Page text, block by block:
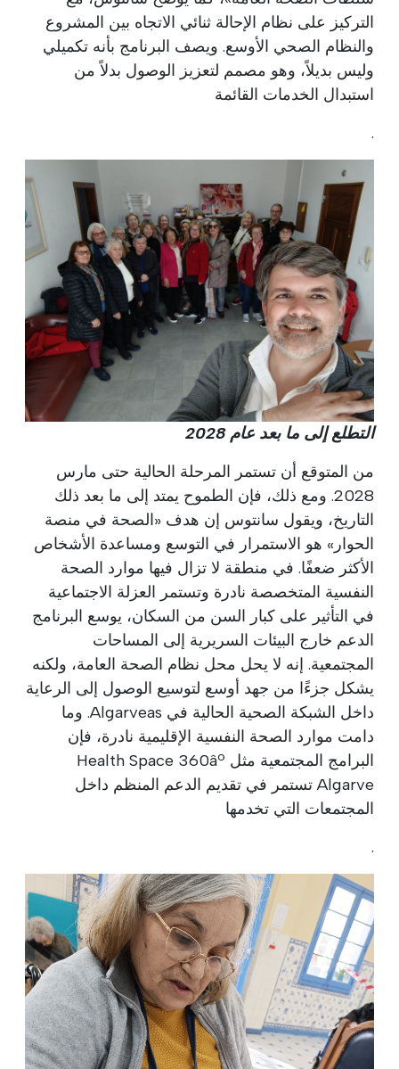
التركيز على نظام الإحالة ثنائي الاتجاه بين المشروع
والنظام الصحي الأوسع. ويصف البرنامج بأنه تكميلي
وليس بديلاً، وهو مصمم لتعزيز الوصول بدلاً من
استبدال الخدمات القائمة
.
التطلع إلى ما بعد عام 2028
من المتوقع أن تستمر المرحلة الحالية حتى مارس
2028. ومع ذلك، فإن الطموح يمتد إلى ما بعد ذلك
التاريخ، ويقول سانتوس إن هدف «الصحة في منصة
الحوار» هو الاستمرار في التوسع ومساعدة الأشخاص
الأكثر ضعفًا. في منطقة لا تزال فيها موارد الصحة
النفسية المتخصصة نادرة وتستمر العزلة الاجتماعية
في التأثير على كبار السن من السكان، يوسع البرنامج
الدعم خارج البيئات السريرية إلى المساحات
المجتمعية. إنه لا يحل محل نظام الصحة العامة، ولكنه
يشكل جزءًا من جهد أوسع لتوسيع الوصول إلى الرعاية
داخل الشبكة الصحية الحالية في Algarveas. وما
دامت موارد الصحة النفسية الإقليمية نادرة، فإن
البرامج المجتمعية مثل Health Space 360âº
Algarve تستمر في تقديم الدعم المنظم داخل
المجتمعات التي تخدمها
.